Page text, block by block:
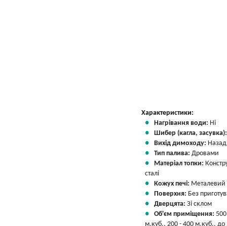
Характеристики:
Нагрівання води: Ні
Шибер (кагла,
Вихід димоходу: Назад
Тип палива: Дровами
Матеріал топки:
сталі
Кожух печі: Металевий
Поверхня: Без
Дверцята: Зі склом
Об'єм приміщення:
м.куб., 200 - 400 м.куб., до